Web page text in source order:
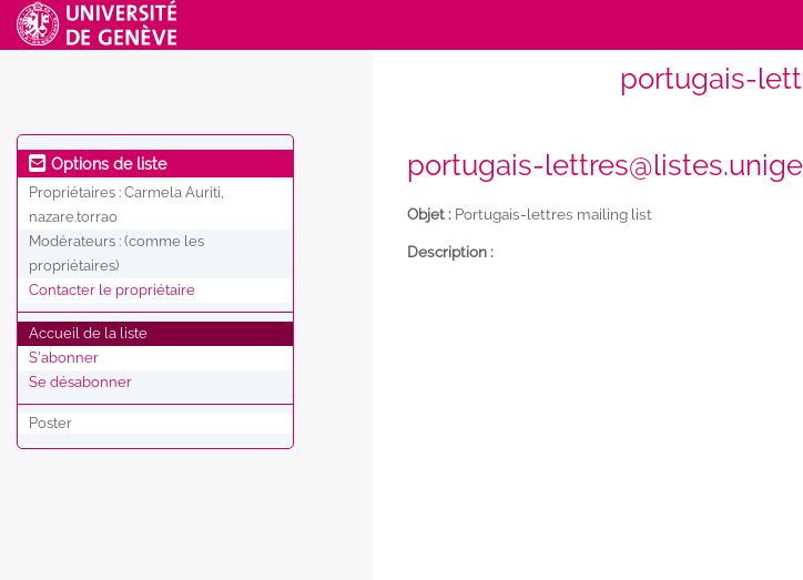
portugais-
Options de liste
Propriétaires : Carmela Auriti,
nazare.torrao
Modérateurs : (comme les
propriétaires)
Contacter le propriétaire
Accueil de la liste
S'abonner
Se désabonner
Poster
portugais-
Objet : Portugais-lettres mailing list
Description :